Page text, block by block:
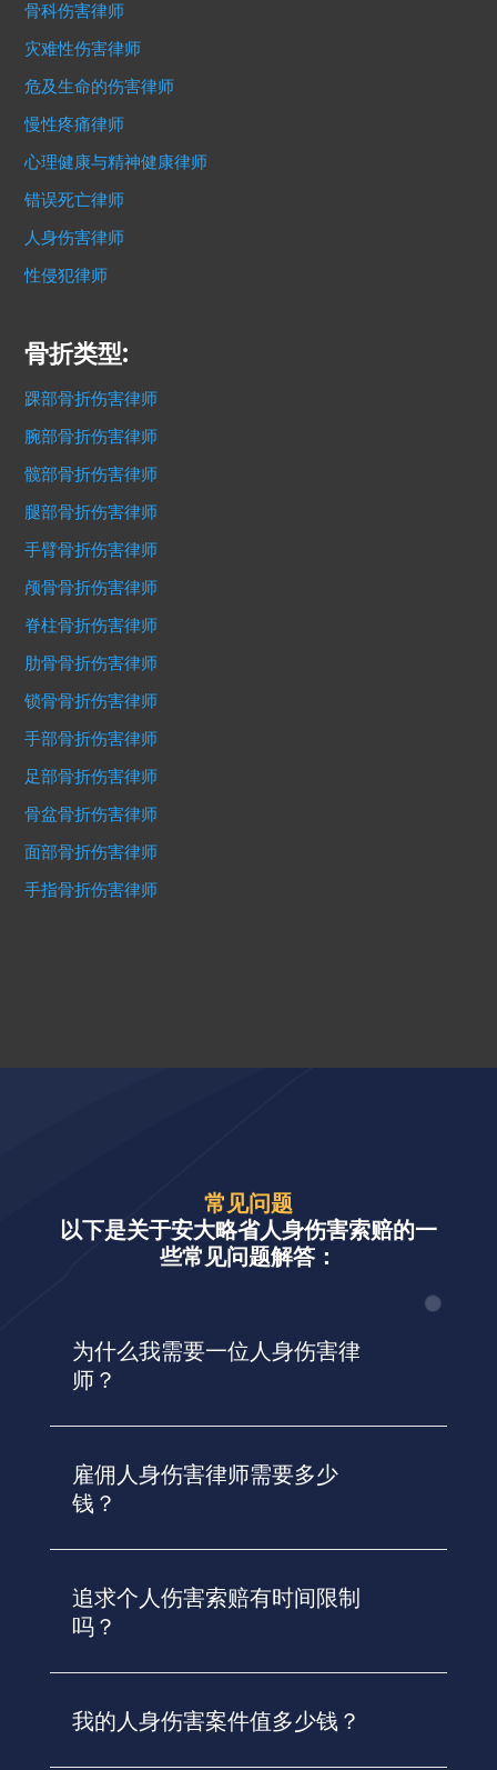
骨科伤害律师
灾难性伤害律师
危及生命的伤害律师
慢性疼痛律师
心理健康与精神健康律师
错误死亡律师
人身伤害律师
性侵犯律师
骨折类型:
踝部骨折伤害律师
腕部骨折伤害律师
髋部骨折伤害律师
腿部骨折伤害律师
手臂骨折伤害律师
颅骨骨折伤害律师
脊柱骨折伤害律师
肋骨骨折伤害律师
锁骨骨折伤害律师
手部骨折伤害律师
足部骨折伤害律师
骨盆骨折伤害律师
面部骨折伤害律师
手指骨折伤害律师
常见问题
以下是关于安大略省人身伤害索赔的一
些常见问题解答：
为什么我需要一位人身伤害律
师？
雇佣人身伤害律师需要多少
钱？
追求个人伤害索赔有时间限制
吗？
我的人身伤害案件值多少钱？